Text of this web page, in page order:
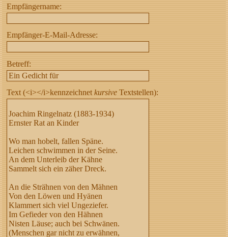
Empfängername:
Empfänger-E-Mail-Adresse:
Betreff:
Text (<i></i>kennzeichnetkursive Textstellen):